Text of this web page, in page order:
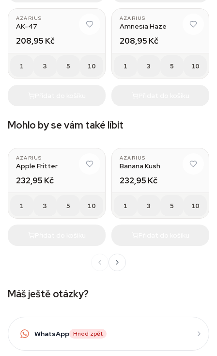
AZARIUS
AK-47
208,95 Kč
1 3 5 10
AZARIUS
Amnesia Haze
208,95 Kč
1 3 5 10
Mohlo by se vám také líbit
AZARIUS
Apple Fritter
232,95 Kč
1 3 5 10
AZARIUS
Banana Kush
232,95 Kč
1 3 5 10
Máš ještě otázky?
WhatsApp Hned zpět